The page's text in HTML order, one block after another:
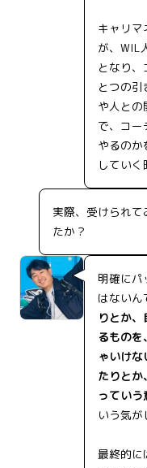
キャリマ
が、WIL
となり
とつの
や人との
で、コー
やるのか
していく
実際、受けられ
たか？
明確にパ
はないん
りとか
るもの
ゃいけ
たりとか
ってい
いう気が
最終的に